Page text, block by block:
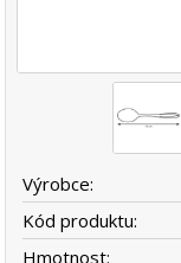
Výrobce:
Kód produktu:
Hmotnost: